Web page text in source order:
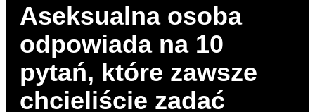
Aseksualna osoba
odpowiada na 10
pytań, które zawsze
chcieliście zadać